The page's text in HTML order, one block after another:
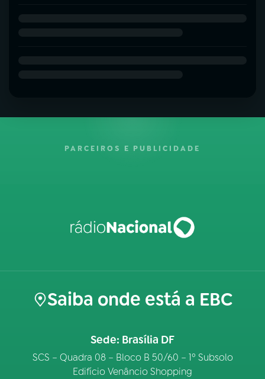
PARCEIROS E PUBLICIDADE
Saiba onde está a EBC
Sede: Brasília DF
SCS – Quadra 08 – Bloco B 50/60 – 1º Subsolo
Edifício Venâncio Shopping